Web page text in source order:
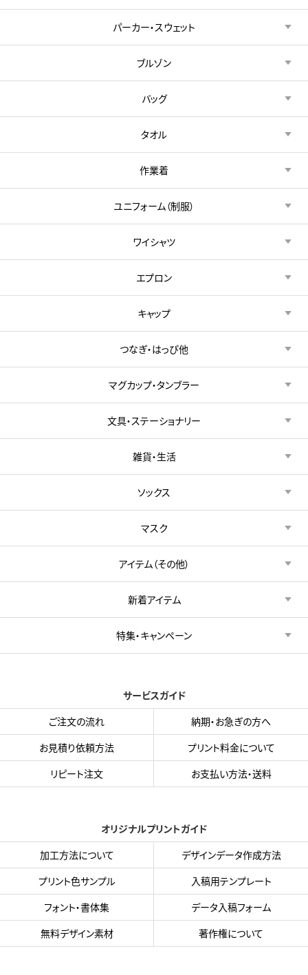
パーカー・スウェット
ブルゾン
バッグ
タオル
作業着
ユニフォーム（制服）
ワイシャツ
エプロン
キャップ
つなぎ・はっぴ他
マグカップ・タンブラー
文具・ステーショナリー
雑貨・生活
ソックス
マスク
アイテム（その他）
新着アイテム
特集・キャンペーン
サービスガイド
ご注文の流れ
納期・お急ぎの方へ
お見積り依頼方法
プリント料金について
リピート注文
お支払い方法・送料
オリジナルプリントガイド
加工方法について
デザインデータ作成方法
プリント色サンプル
入稿用テンプレート
フォント・書体集
データ入稿フォーム
無料デザイン素材
著作権について